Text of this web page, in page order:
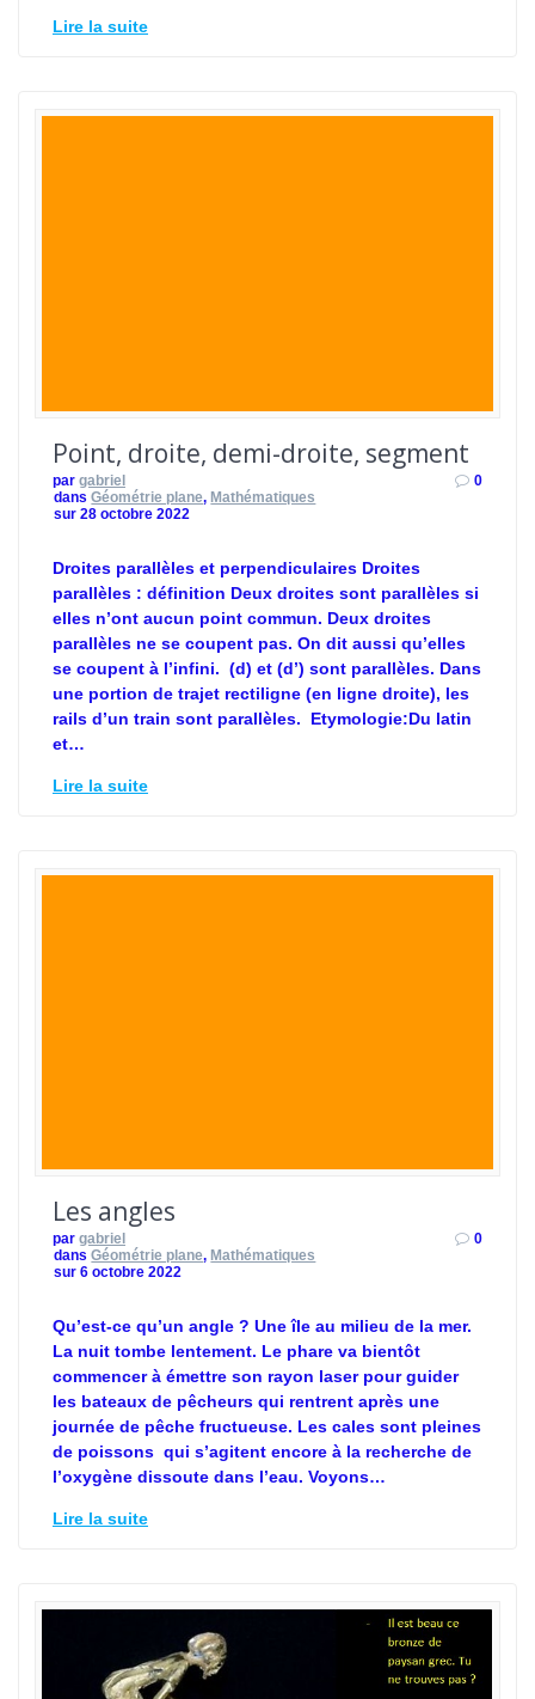
Lire la suite
Point, droite, demi-droite, segment
par gabriel
dansGéométrie plane, Mathématiques
sur 28 octobre 2022
0
Droites parallèles et perpendiculaires Droites
parallèles : définition Deux droites sont parallèles si
elles n’ont aucun point commun. Deux droites
parallèles ne se coupent pas. On dit aussi qu’elles
se coupent à l’infini. (d) et (d’) sont parallèles. Dans
une portion de trajet rectiligne (en ligne droite), les
rails d’un train sont parallèles. Etymologie:Du latin
et…
Lire la suite
Les angles
par gabriel
dansGéométrie plane, Mathématiques
sur 6 octobre 2022
0
Qu’est-ce qu’un angle ? Une île au milieu de la mer.
La nuit tombe lentement. Le phare va bientôt
commencer à émettre son rayon laser pour guider
les bateaux de pêcheurs qui rentrent après une
journée de pêche fructueuse. Les cales sont pleines
de poissons qui s’agitent encore à la recherche de
l’oxygène dissoute dans l’eau. Voyons…
Lire la suite